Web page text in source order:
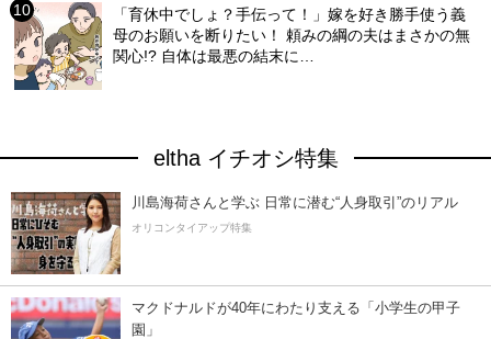
「育休中でしょ？手伝って！」嫁を好き勝手使う義
母のお願いを断りたい！ 頼みの綱の夫はまさかの無
関心!? 自体は最悪の結末に…
eltha イチオシ特集
川島海荷さんと学ぶ 日常に潜む“人身取引”のリアル
オリコンタイアップ特集
マクドナルドが40年にわたり支える「小学生の甲子
園」